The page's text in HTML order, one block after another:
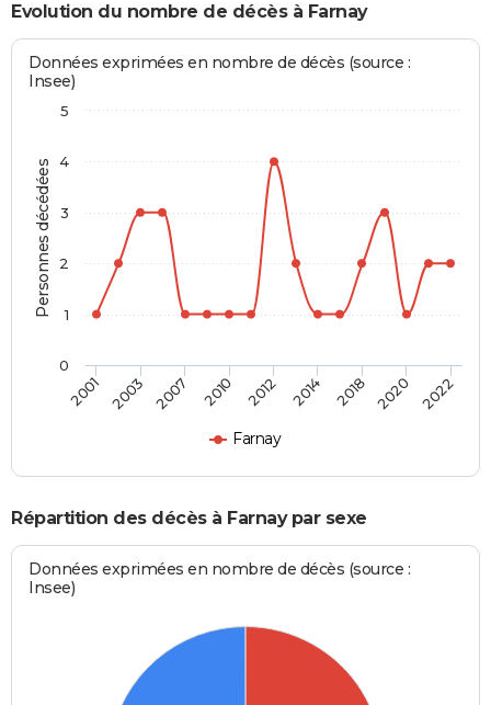
Evolution du nombre de décès à Farnay
Personnes décédées
Données exprimées en nombre de décès (source :
Insee)
Farnay
2001 2003 2007 2010 2012 2014 2018 2020 2022
0
1
2
3
4
5
Répartition des décès à Farnay par sexe
Données exprimées en nombre de décès (source :
Insee)